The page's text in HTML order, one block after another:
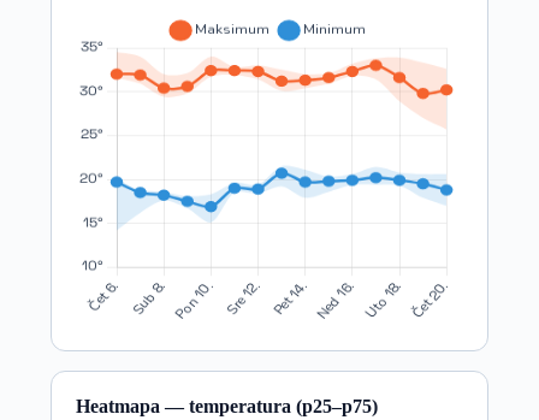
Heatmapa — temperatura (p25–p75)